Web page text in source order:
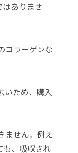
ありませ
コラーゲンな
いため、購入
ません。例え
も、吸収され